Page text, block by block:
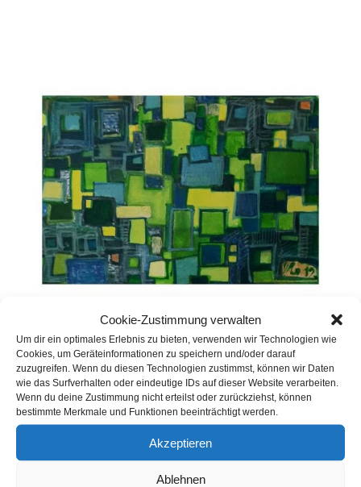
Cookie-Zustimmung verwalten
Um dir ein optimales Erlebnis zu bieten, verwenden wir Technologien wie
Cookies, um Geräteinformationen zu speichern und/oder darauf
zuzugreifen. Wenn du diesen Technologien zustimmst, können wir Daten
wie das Surfverhalten oder eindeutige IDs auf dieser Website verarbeiten.
Wenn du deine Zustimmung nicht erteilst oder zurückziehst, können
bestimmte Merkmale und Funktionen beeinträchtigt werden.
Akzeptieren
Ablehnen
to